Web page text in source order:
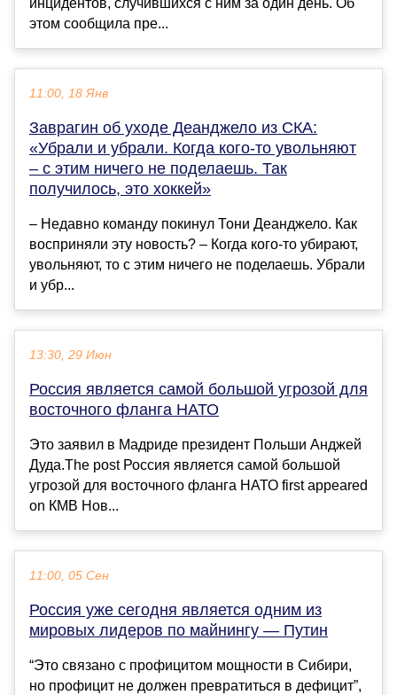
инцидентов, случившихся с ним за один день. Об
этом сообщила пре...
11:00, 18 Янв
Заврагин об уходе Деанджело из СКА:
«Убрали и убрали. Когда кого-то увольняют
– с этим ничего не поделаешь. Так
получилось, это хоккей»
– Недавно команду покинул Тони Деанджело. Как
восприняли эту новость? – Когда кого-то убирают,
увольняют, то с этим ничего не поделаешь. Убрали
и убр...
13:30, 29 Июн
Россия является самой большой угрозой для
восточного фланга НАТО
Это заявил в Мадриде президент Польши Анджей
Дуда.The post Россия является самой большой
угрозой для восточного фланга НАТО first appeared
on КМВ Нов...
11:00, 05 Сен
Россия уже сегодня является одним из
мировых лидеров по майнингу — Путин
“Это связано с профицитом мощности в Сибири,
но профицит не должен превратиться в дефицит”,